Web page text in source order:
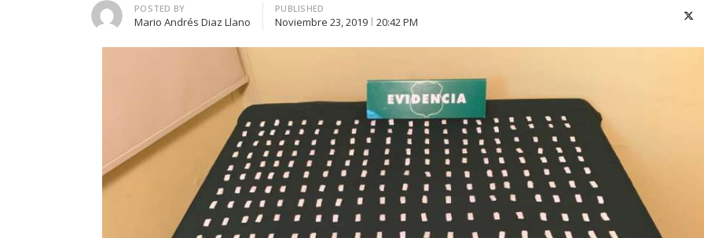
Author
POSTED BY
Mario Andrés Diaz Llano
PUBLISHED
Noviembre 23, 2019 20:42 PM X